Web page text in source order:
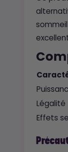
Légalité
Effets